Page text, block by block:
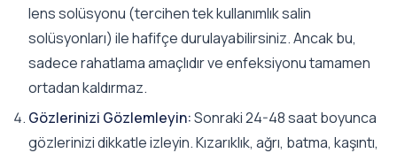
lens solüsyonu (tercihen tek kullanımlık salin
solüsyonları) ile hafifçe durulayabilirsiniz. Ancak bu,
sadece rahatlama amaçlıdır ve enfeksiyonu tamamen
ortadan kaldırmaz.
Gözlerinizi Gözlemleyin:Sonraki 24-48 saat boyunca
gözlerinizi dikkatle izleyin. Kızarıklık, ağrı, batma, kaşıntı,